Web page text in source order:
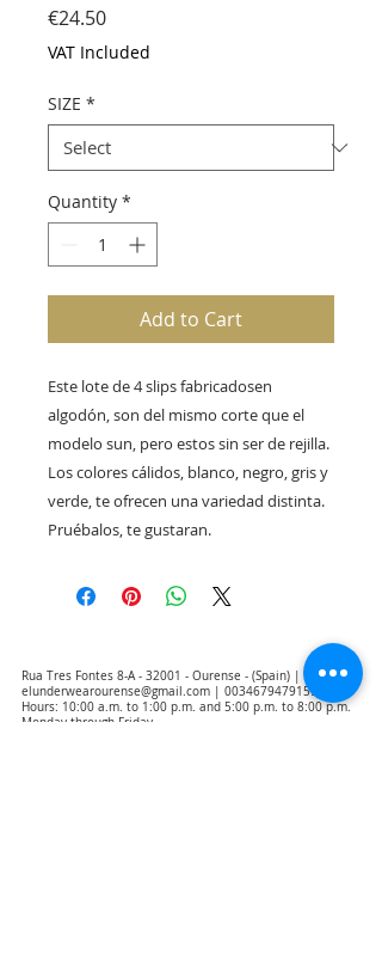
€24.50Price
VAT Included
SIZE *
Quantity *
Add to Cart
Este lote de 4 slips fabricadosen
algodón, son del mismo corte que el
modelo sun, pero estos sin ser de rejilla.
Los colores cálidos, blanco, negro, gris y
verde, te ofrecen una variedad distinta.
Pruébalos, te gustaran.
Rua Tres Fontes 8-A - 32001 - Ourense - (Spain) |
elunderwearourense@gmail.com
0034679479159
Hours: 10:00 a.m. to 1:00 p.m. and 5:00 p.m. to 8:00 p.m.
Monday through Friday